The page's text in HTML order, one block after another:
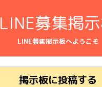
LINE募集掲
LINE募集掲示板へようこそ
掲示板に投稿する